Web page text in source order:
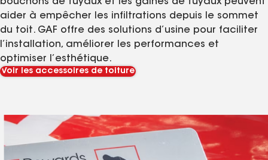
aider à empêcher les infiltrations depuis le sommet
du toit. GAF offre des solutions d’usine pour faciliter
l’installation, améliorer les performances et
optimiser l’esthétique.
Voir les accessoires de toiture